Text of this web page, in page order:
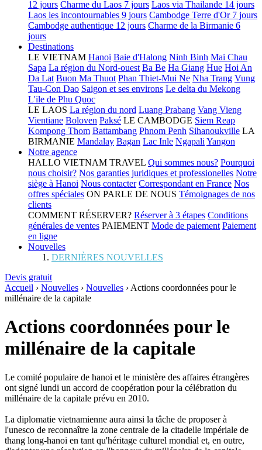
12 jours Charme du Laos 7 jours Laos via Thailande 14 jours
Laos les incontournables 9 jours Cambodge Terre d'Or 7 jours
Cambodge authentique 12 jours Charme de la Birmanie 6
jours
Destinations
LE VIETNAM Hanoi Baie d'Halong Ninh Binh Mai Chau
Sapa La région du Nord-ouest Ba Be Ha Giang Hue Hoi An
Da Lat Buon Ma Thuot Phan Thiet-Mui Ne Nha Trang Vung
Tau-Con Dao Saigon et ses environs Le delta du Mekong
L'ile de Phu Quoc
LE LAOS La région du nord Luang Prabang Vang Vieng
Vientiane Boloven Paksé LE CAMBODGE Siem Reap
Kompong Thom Battambang Phnom Penh Sihanoukville LA
BIRMANIE Mandalay Bagan Lac Inle Ngapali Yangon
Notre agence
HALLO VIETNAM TRAVEL Qui sommes nous? Pourquoi
nous choisir? Nos garanties juridiques et professionelles Notre
siège à Hanoi Nous contacter Correspondant en France Nos
offres spéciales ON PARLE DE NOUS Témoignages de nos
clients
COMMENT RÉSERVER? Réserver à 3 étapes Conditions
générales de ventes PAIEMENT Mode de paiement Paiement
en ligne
Nouvelles
DERNIÈRES NOUVELLES
Devis gratuit
Accueil › Nouvelles › Nouvelles › Actions coordonnées pour le
millénaire de la capitale
Actions coordonnées pour le
millénaire de la capitale
Le comité populaire de hanoi et le ministère des affaires étrangères
ont signé lundi un accord de coopération pour la célébration du
millénaire de la capitale prévu en 2010.
La diplomatie vietnamienne aura ainsi la tâche de proposer à
l'unesco de reconnaître la zone centrale de la citadelle impériale de
thang long-hanoi en tant qu'héritage culturel mondial et, en outre,